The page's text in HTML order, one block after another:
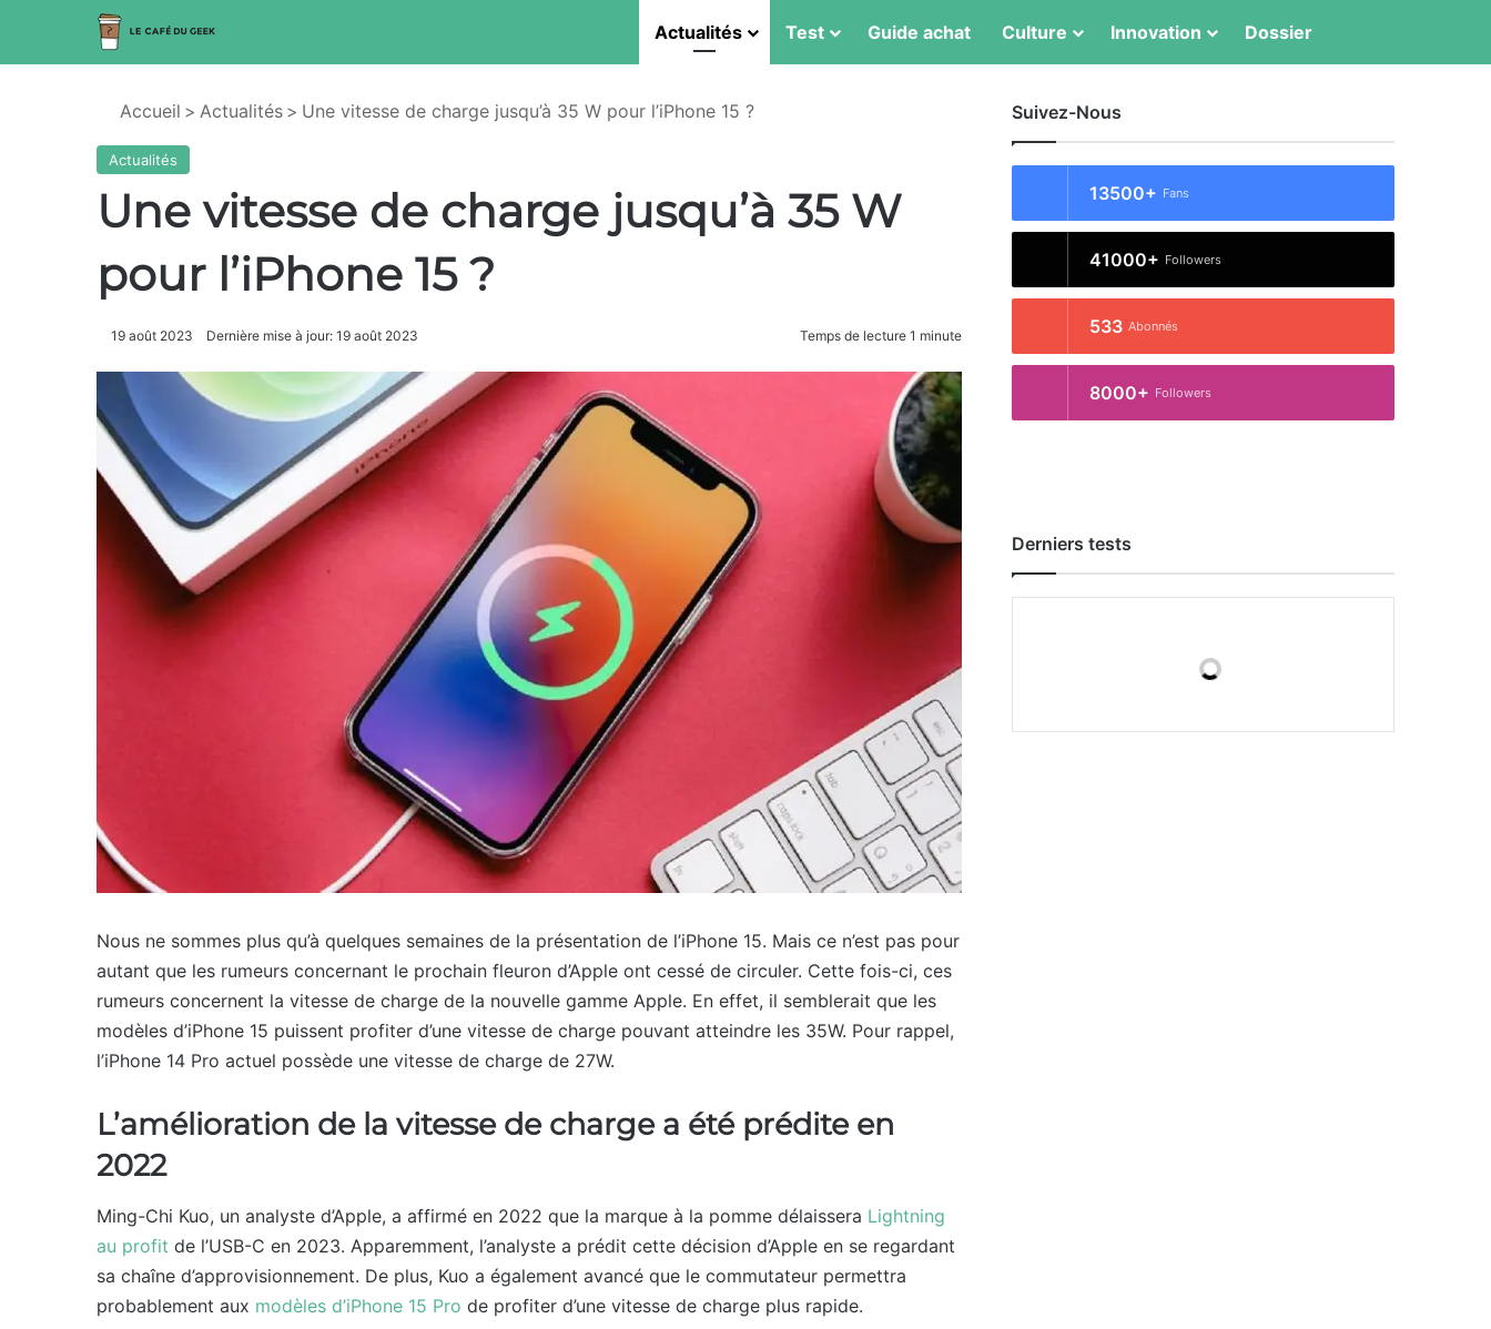
Actualités Test Guide achat Culture Innovation Dossier
Accueil > Actualités > Une vitesse de charge jusqu’à 35 W pour l’iPhone 15 ?
Actualités
Une vitesse de charge jusqu’à 35 W
pour l’iPhone 15 ?
19 août 2023 Dernière mise à jour: 19 août 2023 Temps de lecture 1 minute
Nous ne sommes plus qu’à quelques semaines de la présentation de l’iPhone 15. Mais ce n’est pas pour
autant que les rumeurs concernant le prochain fleuron d’Apple ont cessé de circuler. Cette fois-ci, ces
rumeurs concernent la vitesse de charge de la nouvelle gamme Apple. En effet, il semblerait que les
modèles d’iPhone 15 puissent profiter d’une vitesse de charge pouvant atteindre les 35W. Pour rappel,
l’iPhone 14 Pro actuel possède une vitesse de charge de 27W.
L’amélioration de la vitesse de charge a été prédite en
2022
Ming-Chi Kuo, un analyste d’Apple, a affirmé en 2022 que la marque à la pomme délaissera Lightning
au profit de l’USB-C en 2023. Apparemment, l’analyste a prédit cette décision d’Apple en se regardant
sa chaîne d’approvisionnement. De plus, Kuo a également avancé que le commutateur permettra
probablement aux modèles d’iPhone 15 Pro de profiter d’une vitesse de charge plus rapide.
Suivez-Nous
13500+ Fans
41000+ Followers
533 Abonnés
8000+ Followers
Derniers tests